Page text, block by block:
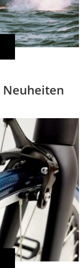
Neuheiten